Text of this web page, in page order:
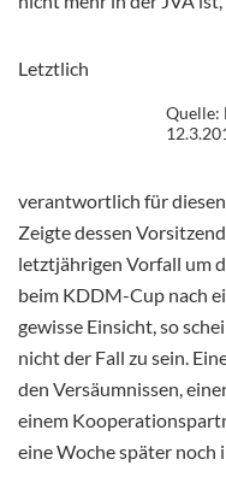
Quelle:
Letztlich
verantwortlich für
Zeigte dessen
letztjährigen Vorfall um
beim KDDM-Cup nach
gewisse Einsicht, so
nicht der Fall zu sein.
den Versäumnissen,
einem
eine Woche später noch